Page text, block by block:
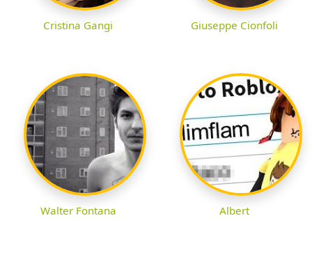
Cristina Gangi Giuseppe Cionfoli
Walter Fontana Albert